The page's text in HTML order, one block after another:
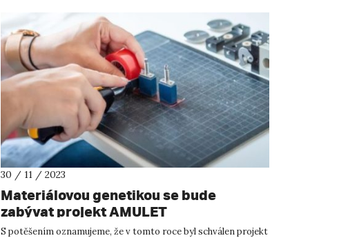
30 / 11 / 2023
Materiálovou genetikou se bude
zabývat projekt AMULET
S potěšením oznamujeme, že v tomto roce byl schválen projekt